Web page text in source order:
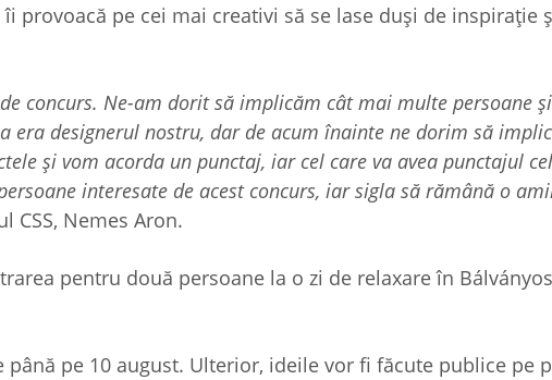
provoacă pe cei mai creativi să se lase duși de inspirație
concurs. Ne-am dorit să implicăm cât mai multe persoane
era designerul nostru, dar de acum înainte ne dorim să
și vom acorda un punctaj, iar cel care va avea punctajul
interesate de acest concurs, iar sigla să rămână o
CSS, Nemes Aron.
pentru două persoane la o zi de relaxare în
pe 10 august. Ulterior, ideile vor fi făcute publice pe